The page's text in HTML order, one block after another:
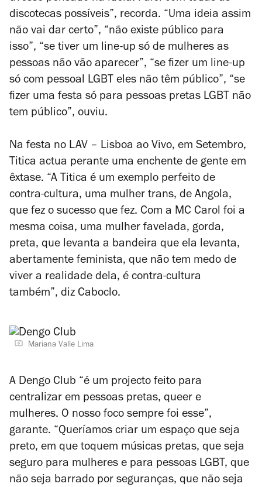
discotecas possíveis”, recorda. “Uma ideia assim
não vai dar certo”, “não existe público para
isso”, “se tiver um line-up só de mulheres as
pessoas não vão aparecer”, “se fizer um line-up
só com pessoal LGBT eles não têm público”, “se
fizer uma festa só para pessoas pretas LGBT não
tem público”, ouviu.
Na festa no LAV – Lisboa ao Vivo, em Setembro,
Titica actua perante uma enchente de gente em
êxtase. “A Titica é um exemplo perfeito de
contra-cultura, uma mulher trans, de Angola,
que fez o sucesso que fez. Com a MC Carol foi a
mesma coisa, uma mulher favelada, gorda,
preta, que levanta a bandeira que ela levanta,
abertamente feminista, que não tem medo de
viver a realidade dela, é contra-cultura
também”, diz Caboclo.
Mariana Valle Lima
A Dengo Club “é um projecto feito para
centralizar em pessoas pretas, queer e
mulheres. O nosso foco sempre foi esse”,
garante. “Queríamos criar um espaço que seja
preto, em que toquem músicas pretas, que seja
seguro para mulheres e para pessoas LGBT, que
não seja barrado por seguranças, que não seja